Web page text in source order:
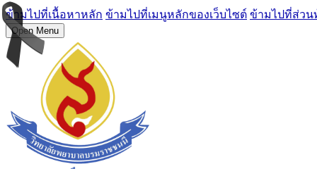
ข้ามไปที่เนื้อหาหลัก ข้ามไปที่เมนูหลักของเว็บไซต์ ข้ามไปที่ส่วน
Open Menu